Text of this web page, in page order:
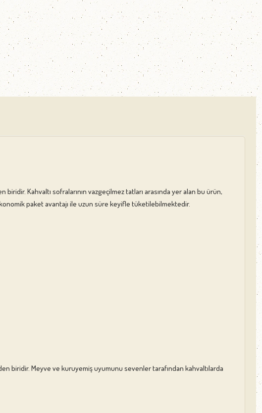
Kahvaltı sofralarının vazgeçilmez tatları arasında yer alan bu ürün,
paket avantajı ile uzun süre keyifle tüketilebilmektedir.
biridir. Meyve ve kuruyemiş uyumunu sevenler tarafından kahvaltılarda